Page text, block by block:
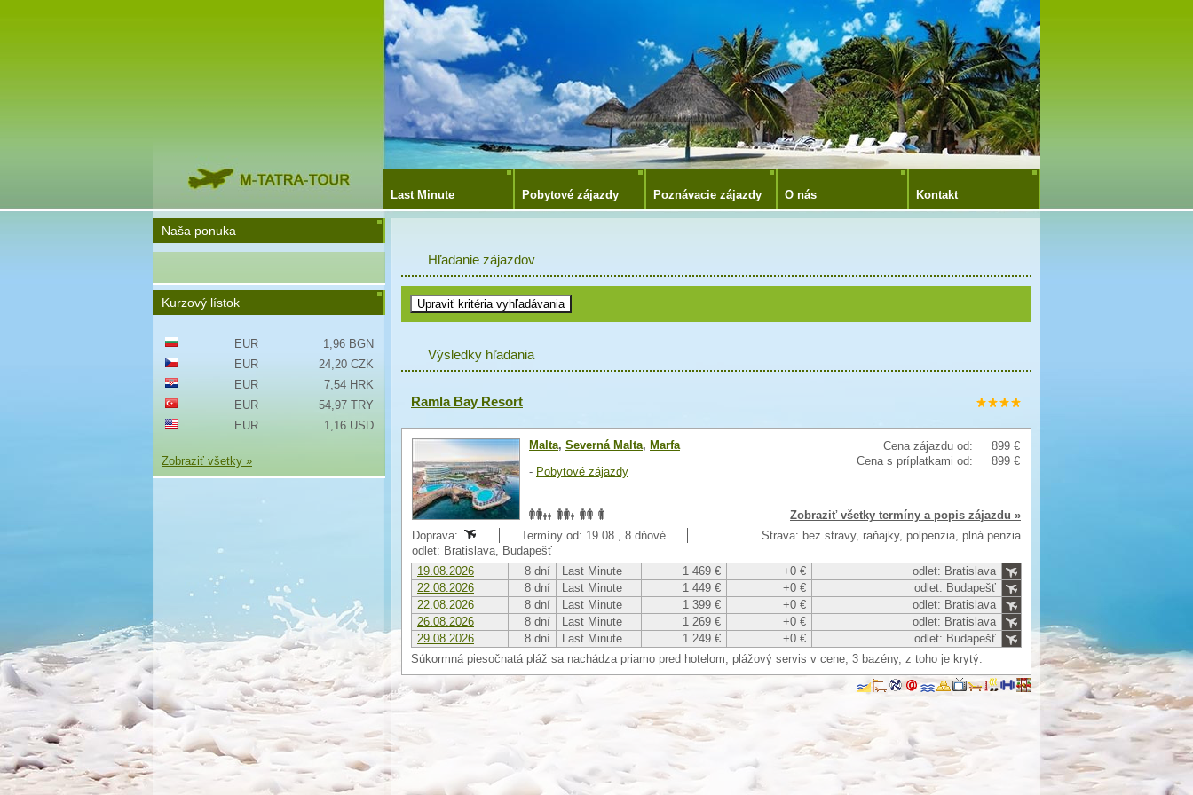
Last Minute Pobytové zájazdy Poznávacie zájazdy O nás Kontakt
Hľadanie zájazdov
Výsledky hľadania
Ramla Bay Resort
Cena zájazdu od:
899 €
Cena s príplatkami od:
899 €
Malta, Severná Malta, Marfa
- Pobytové zájazdy
Zobraziť všetky termíny a popis zájazdu »
Doprava:
Termíny od: 19.08., 8 dňové
Strava: bez stravy, raňajky, polpenzia, plná penzia
odlet: Bratislava, Budapešť
19.08.2026
8 dní Last Minute 1 469 € +0 €
odlet: Bratislava
22.08.2026
8 dní Last Minute 1 449 € +0 €
odlet: Budapešť
22.08.2026
8 dní Last Minute 1 399 € +0 €
odlet: Bratislava
26.08.2026
8 dní Last Minute 1 269 € +0 €
odlet: Bratislava
29.08.2026
8 dní Last Minute 1 249 € +0 €
odlet: Budapešť
Súkormná piesočnatá pláž sa nachádza priamo pred hotelom, plážový servis v cene, 3 bazény, z toho je krytý.
Naša ponuka
Kurzový lístok
EUR
1,96 BGN
EUR
24,20 CZK
EUR
7,54 HRK
EUR
54,97 TRY
EUR
1,16 USD
Zobraziť všetky »